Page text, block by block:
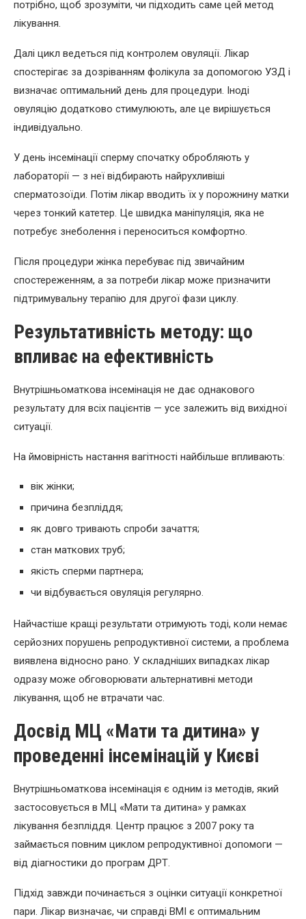
потрібно, щоб зрозуміти, чи підходить саме цей метод
лікування.
Далі цикл ведеться під контролем овуляції. Лікар
спостерігає за дозріванням фолікула за допомогою УЗД і
визначає оптимальний день для процедури. Іноді
овуляцію додатково стимулюють, але це вирішується
індивідуально.
У день інсемінації сперму спочатку обробляють у
лабораторії — з неї відбирають найрухливіші
сперматозоїди. Потім лікар вводить їх у порожнину матки
через тонкий катетер. Це швидка маніпуляція, яка не
потребує знеболення і переноситься комфортно.
Після процедури жінка перебуває під звичайним
спостереженням, а за потреби лікар може призначити
підтримувальну терапію для другої фази циклу.
Результативність методу: що
впливає на ефективність
Внутрішньоматкова інсемінація не дає однакового
результату для всіх пацієнтів — усе залежить від вихідної
ситуації.
На ймовірність настання вагітності найбільше впливають:
вік жінки;
причина безпліддя;
як довго тривають спроби зачаття;
стан маткових труб;
якість сперми партнера;
чи відбувається овуляція регулярно.
Найчастіше кращі результати отримують тоді, коли немає
серйозних порушень репродуктивної системи, а проблема
виявлена відносно рано. У складніших випадках лікар
одразу може обговорювати альтернативні методи
лікування, щоб не втрачати час.
Досвід МЦ «Мати та дитина» у
проведенні інсемінацій у Києві
Внутрішньоматкова інсемінація є одним із методів, який
застосовується в МЦ «Мати та дитина» у рамках
лікування безпліддя. Центр працює з 2007 року та
займається повним циклом репродуктивної допомоги —
від діагностики до програм ДРТ.
Підхід завжди починається з оцінки ситуації конкретної
пари. Лікар визначає, чи справді ВМІ є оптимальним